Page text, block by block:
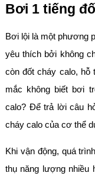
Bơi 1 tiếng
Bơi lội là một phương
yêu thích bởi không
còn đốt cháy calo, hỗ
mắc không biết bơi
calo? Để trả lời câu
cháy calo của cơ thể
Khi vận động, quá
thụ năng lượng nhiều